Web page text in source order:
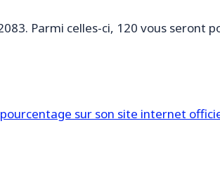
Parmi celles-ci, 120 vous seront
sur son site internet